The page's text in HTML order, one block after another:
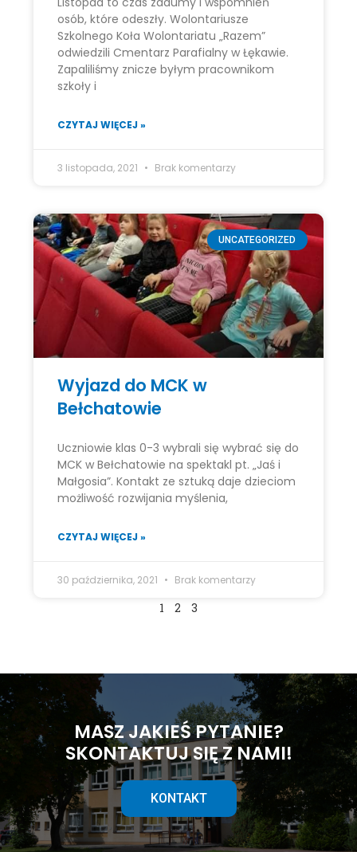
osób, które odeszły. Wolontariusze
Szkolnego Koła Wolontariatu „Razem”
odwiedzili Cmentarz Parafialny w Łękawie.
Zapaliliśmy znicze byłym pracownikom
szkoły i
CZYTAJ WIĘCEJ »
3 listopada, 2021 Brak komentarzy
UNCATEGORIZED
Wyjazd do MCK w
Bełchatowie
Uczniowie klas 0-3 wybrali się wybrać się do
MCK w Bełchatowie na spektakl pt. „Jaś i
Małgosia”. Kontakt ze sztuką daje dzieciom
możliwość rozwijania myślenia,
CZYTAJ WIĘCEJ »
30 października, 2021 Brak komentarzy
1 2 3
MASZ JAKIEŚ PYTANIE?
SKONTAKTUJ SIĘ Z NAMI!
KONTAKT